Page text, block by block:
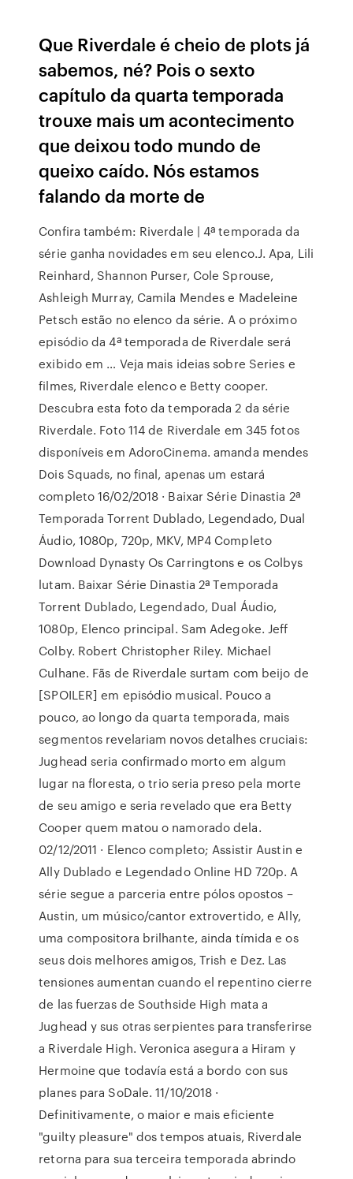
Que Riverdale é cheio de plots já
sabemos, né? Pois o sexto
capítulo da quarta temporada
trouxe mais um acontecimento
que deixou todo mundo de
queixo caído. Nós estamos
falando da morte de
Confira também: Riverdale | 4ª temporada da
série ganha novidades em seu elenco.J. Apa, Lili
Reinhard, Shannon Purser, Cole Sprouse,
Ashleigh Murray, Camila Mendes e Madeleine
Petsch estão no elenco da série. A o próximo
episódio da 4ª temporada de Riverdale será
exibido em … Veja mais ideias sobre Series e
filmes, Riverdale elenco e Betty cooper.
Descubra esta foto da temporada 2 da série
Riverdale. Foto 114 de Riverdale em 345 fotos
disponíveis em AdoroCinema. amanda mendes
Dois Squads, no final, apenas um estará
completo 16/02/2018 · Baixar Série Dinastia 2ª
Temporada Torrent Dublado, Legendado, Dual
Áudio, 1080p, 720p, MKV, MP4 Completo
Download Dynasty Os Carringtons e os Colbys
lutam. Baixar Série Dinastia 2ª Temporada
Torrent Dublado, Legendado, Dual Áudio,
1080p, Elenco principal. Sam Adegoke. Jeff
Colby. Robert Christopher Riley. Michael
Culhane. Fãs de Riverdale surtam com beijo de
[SPOILER] em episódio musical. Pouco a
pouco, ao longo da quarta temporada, mais
segmentos revelariam novos detalhes cruciais:
Jughead seria confirmado morto em algum
lugar na floresta, o trio seria preso pela morte
de seu amigo e seria revelado que era Betty
Cooper quem matou o namorado dela.
02/12/2011 · Elenco completo; Assistir Austin e
Ally Dublado e Legendado Online HD 720p. A
série segue a parceria entre pólos opostos –
Austin, um músico/cantor extrovertido, e Ally,
uma compositora brilhante, ainda tímida e os
seus dois melhores amigos, Trish e Dez. Las
tensiones aumentan cuando el repentino cierre
de las fuerzas de Southside High mata a
Jughead y sus otras serpientes para transferirse
a Riverdale High. Veronica asegura a Hiram y
Hermoine que todavía está a bordo con sus
planes para SoDale. 11/10/2018 ·
Definitivamente, o maior e mais eficiente
"guilty pleasure" dos tempos atuais, Riverdale
retorna para sua terceira temporada abrindo